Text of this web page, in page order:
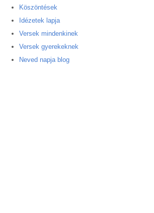
Köszöntések
Idézetek lapja
Versek mindenkinek
Versek gyerekeknek
Neved napja blog